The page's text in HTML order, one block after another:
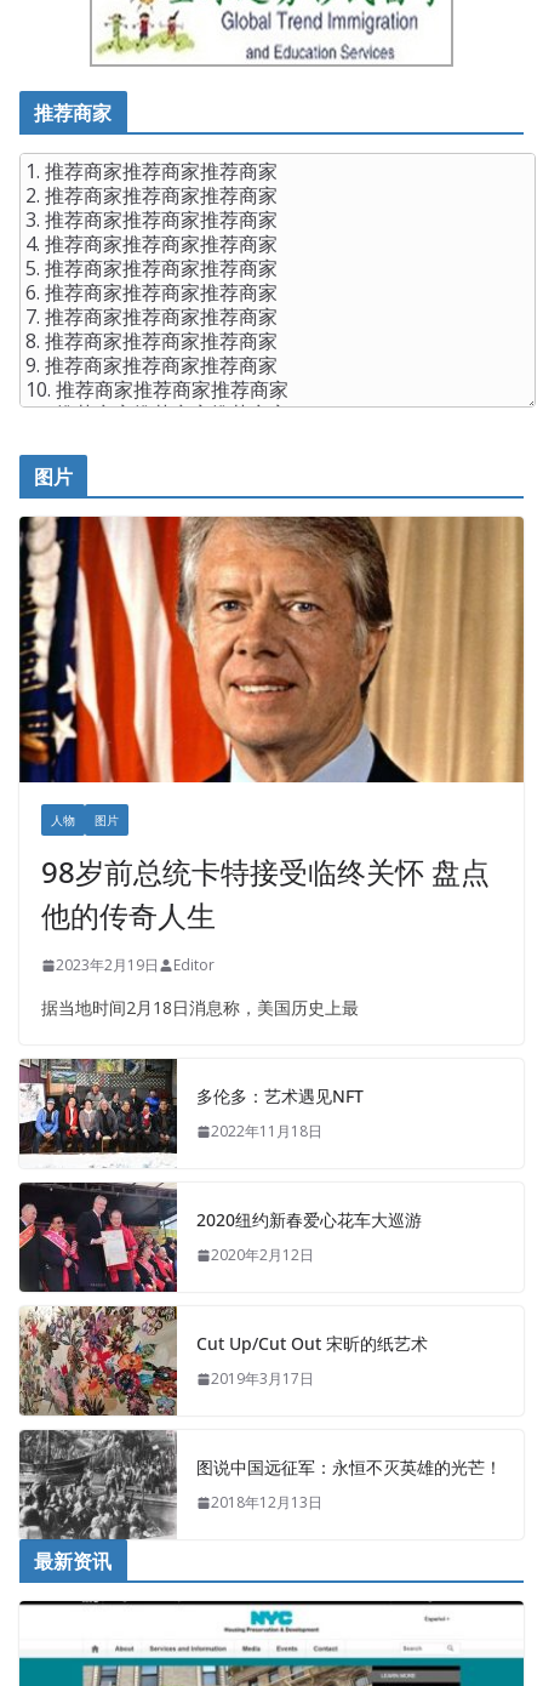
推荐商家
图片
人物 图片
98岁前总统卡特接受临终关怀 盘点
他的传奇人生
2023年2月19日 Editor
据当地时间2月18日消息称，美国历史上最
多伦多：艺术遇见NFT
2022年11月18日
2020纽约新春爱心花车大巡游
2020年2月12日
Cut Up/Cut Out 宋昕的纸艺术
2019年3月17日
图说中国远征军：永恒不灭英雄的光芒！
2018年12月13日
最新资讯